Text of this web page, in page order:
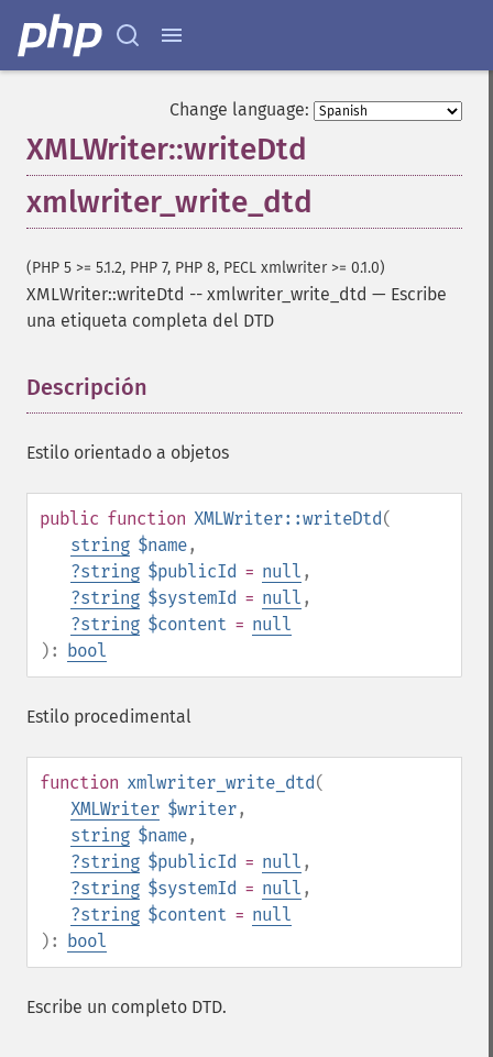
Change language:
XMLWriter::writeDtd
xmlwriter_write_dtd
(PHP 5 >= 5.1.2, PHP 7, PHP 8, PECL xmlwriter >= 0.1.0)
XMLWriter::writeDtd -- xmlwriter_write_dtd — Escribe
una etiqueta completa del DTD
Descripción
Estilo orientado a objetos
public function XMLWriter::writeDtd(
string $name,
?string $publicId = null ,
?string $systemId = null ,
?string $content = null
): bool
Estilo procedimental
function xmlwriter_write_dtd(
XMLWriter $writer,
string $name,
?string $publicId = null ,
?string $systemId = null ,
?string $content = null
): bool
Escribe un completo DTD.